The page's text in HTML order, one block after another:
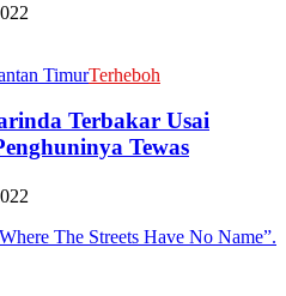
TimurTerheboh
Terbakar Usai
Tewas